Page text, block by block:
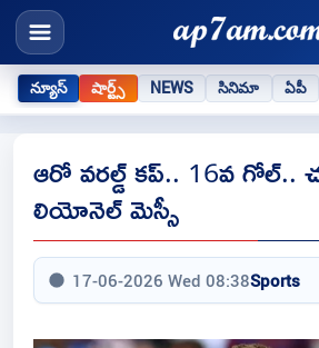
న్యూస్ షార్ట్స్ NEWS సినిమా ఏపీ
ఆరో వరల్డ్ కప్.. 16వ గోల్..
లియోనెల్ మెస్సీ
17-06-2026 Wed 08:38Sports